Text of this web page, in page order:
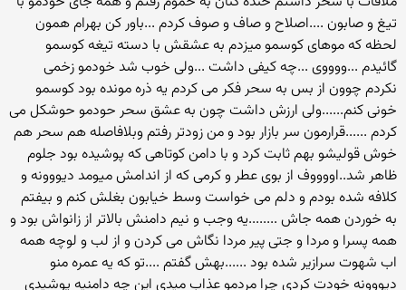
تیغ و صابون ....اصلاح و صاف و صوف کردم ...باور کن بهرام همون
لحظه که موهای کوسمو میزدم به عشقش با دسته تیغه کوسمو
گائیدم ...ووووی ...چه کیفی داشت ...ولی خوب شد خودمو زخمی
نکردم چوون از بس به سحر فکر می کردم یه ذره مونده بود کوسمو
خونی کنم......ولی ارزش داشت چون به عشق سحر حودمو حوشکل می
کردم ......قرارمون سر بازار بود و من زودتر رفتم وبلافاصله هم سحر هم
خوش قولیشو بهم ثابت کرد و با دامن کوتاهی که پوشیده بود جلوم
ظاهر شد..اووووف از بوی عطر و کرمی که از اندامش میومد دیووونه و
کلافه شده بودم و دلم می خواست وسط خیابون بغلش کنم و بیفتم
به خوردن همه جاش ........یه وجب و نیم دامنش بالاتر از زانواش بود و
همه پسرا و مردا و جتی پیر مردا نگاش می کردن و از لب و لوچه همه
اب شهوت سرازیر شده بود ......بهش گفتم ....تو که یه عمره منو
دیووونه خودت کردی چرا مردمو عذاب میدی این چه دامنیه پوشیدی